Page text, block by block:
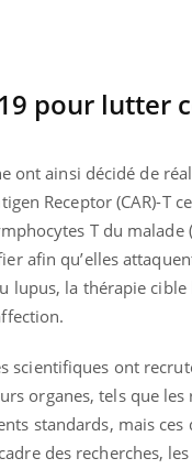
pour lutter
ont ainsi décidé de
Receptor (CAR)-T
T du malade
afin qu’elles
lupus, la thérapie
scientifiques ont
organes, tels que
standards, mais ces
des recherches,